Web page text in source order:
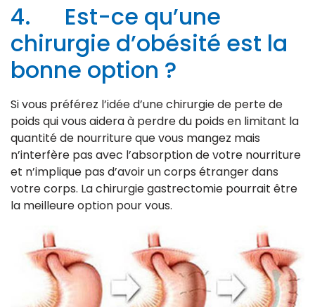
4. Est-ce qu’une
chirurgie d’obésité est la
bonne option ?
Si vous préférez l’idée d’une chirurgie de perte de
poids qui vous aidera à perdre du poids en limitant la
quantité de nourriture que vous mangez mais
n’interfère pas avec l’absorption de votre nourriture
et n’implique pas d’avoir un corps étranger dans
votre corps. La chirurgie gastrectomie pourrait être
la meilleure option pour vous.